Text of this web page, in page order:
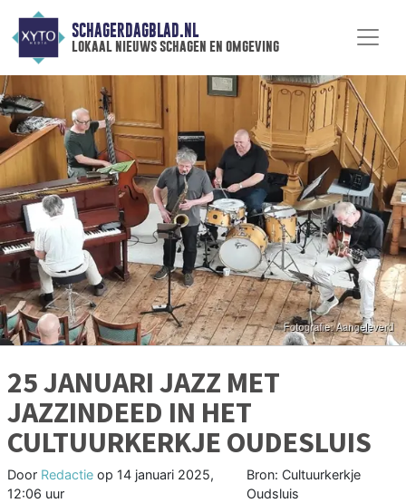
SCHAGERDAGBLAD.NL
lokaal nieuws schagen en omgeving
25 JANUARI JAZZ MET
JAZZINDEED IN HET
CULTUURKERKJE OUDESLUIS
Door Redactie op 14 januari 2025,
12:06 uur
Bron: Cultuurkerkje
Oudsluis